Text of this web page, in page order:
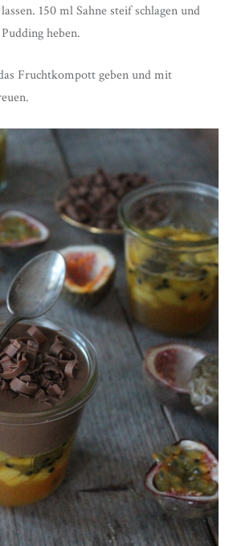
150 ml Sahne steif schlagen und
heben.
Fruchtkompott geben und mit